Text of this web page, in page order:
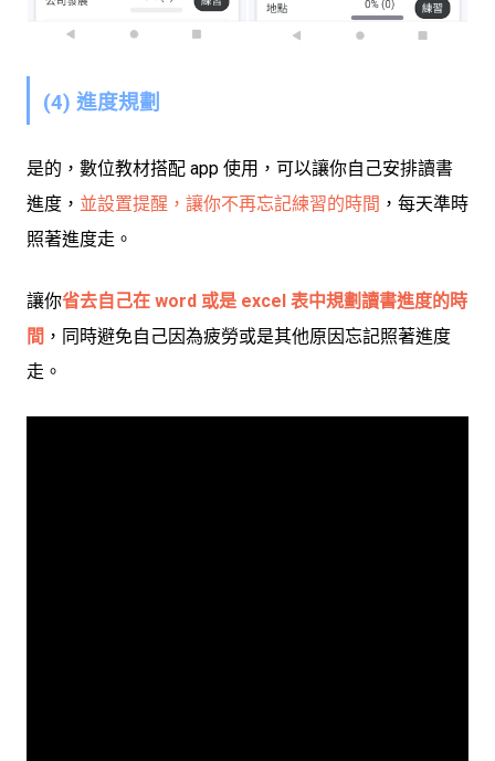
(4) 進度規劃
是的，數位教材搭配 app 使用，可以讓你自己安排讀書
進度， 並設置提醒 ， 讓你不再忘記練習的時間 ，每天準時
照著進度走。
讓你省去自己在 word 或是 excel 表中規劃讀書進度的時
間 ，同時避免自己因為疲勞或是其他原因忘記照著進度
走。